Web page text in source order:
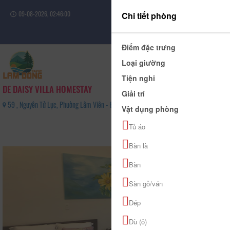
09-08-2026, 02:46:01
Đăng nhập
DE DAISY VILLA HOMESTAY
59 , Nguyên Tử Lực, Phường Lâm Viên - Đà Lạt, Tỉnh Lâm Đồng - 0918200333
Chi tiết phòng
Điểm đặc trưng
Loại giường
Tiện nghi
Giải trí
Vật dụng phòng
Tủ áo
Bàn là
Bàn
Sàn gỗ/ván
Dép
Dù (ô)